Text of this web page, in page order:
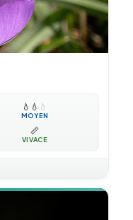
💧 💧 💧
MOYEN
📏
VIVACE